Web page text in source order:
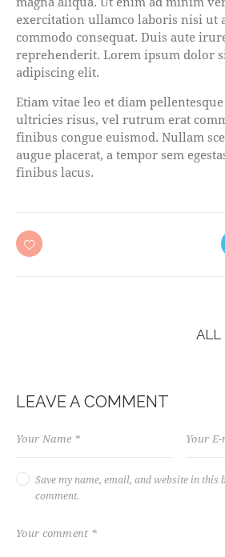
exercitation ullamco laboris nisi ut
commodo consequat. Duis aute
reprehenderit. Lorem ipsum dolor
adipiscing elit.
Etiam vitae leo et diam
ultricies risus, vel rutrum erat
finibus congue euismod. Nullam
augue placerat, a tempor sem
finibus lacus.
ALL
LEAVE A COMMENT
Save my name, email, and website in
comment.